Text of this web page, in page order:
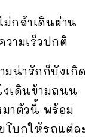
กล้าเดินผ่าน
วามเร็วปกติ
มน่ารักก็บังเกิด
เดินข้ามถนน
าตัวนี้ พร้อม
บกให้รถแต่ละ